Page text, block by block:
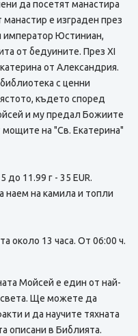
да посетят манастира
е изграден през
император Юстиниан,
от бедуините. През ХІ
от Александрия.
с ценни
където според
и му предал Божиите
на "Св. Екатерина"
до 11.99 г - 35 EUR.
наем на камила и топли
около 13 часа. От 06:00 ч.
Мойсей е един от най-
света. Ще можете да
и да научите тяхната
описани в Библията.